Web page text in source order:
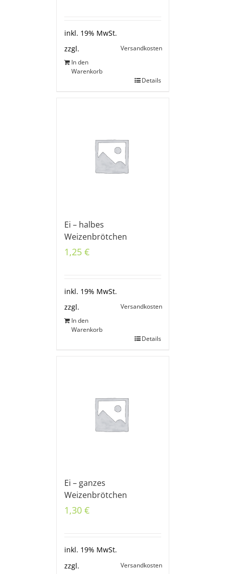
inkl. 19% MwSt.
zzgl.
Versandkosten
In den
Warenkorb
Details
Ei – halbes
Weizenbrötchen
1,25 €
inkl. 19% MwSt.
zzgl.
Versandkosten
In den
Warenkorb
Details
Ei – ganzes
Weizenbrötchen
1,30 €
inkl. 19% MwSt.
zzgl.
Versandkosten